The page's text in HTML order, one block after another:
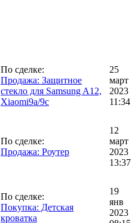
По сделке:
Продажа: Защитное
стекло для Samsung A12,
Xiaomi9a/9c
25
март
2023
11:34
По сделке:
Продажа: Роутер
12
март
2023
13:37
По сделке:
Покупка: Детская
кроватка
19
янв
2023